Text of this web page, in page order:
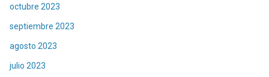
octubre 2023
septiembre 2023
agosto 2023
julio 2023